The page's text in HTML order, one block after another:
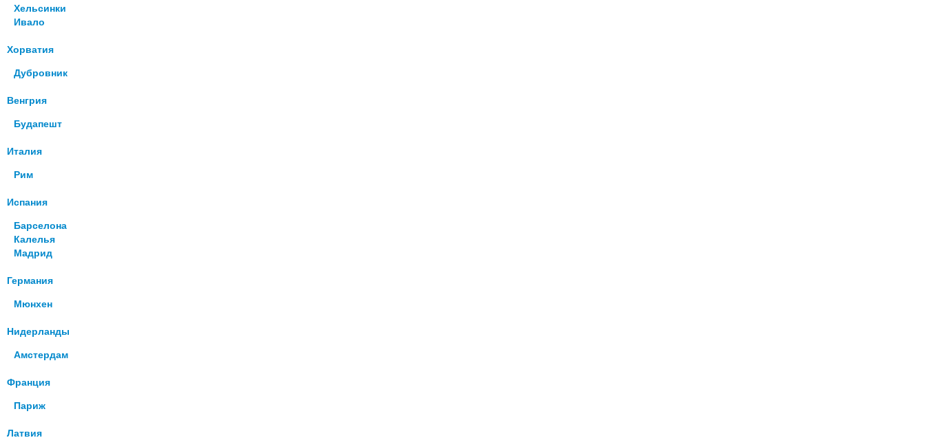
Хельсинки
Ивало
Хорватия
Дубровник
Венгрия
Будапешт
Италия
Рим
Испания
Барселона
Калелья
Мадрид
Германия
Мюнхен
Нидерланды
Амстердам
Франция
Париж
Латвия